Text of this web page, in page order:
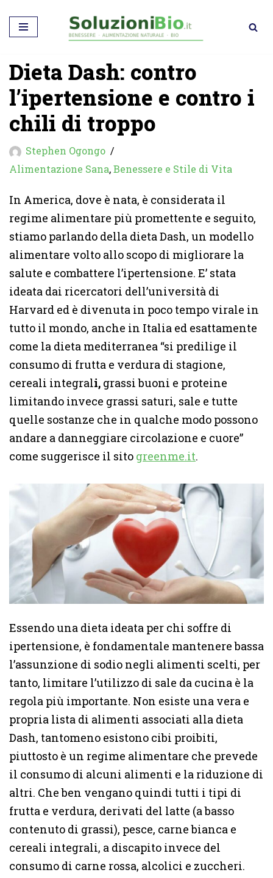
Vai
contenuto
Dieta Dash: contro
l’ipertensione e contro i
chili di troppo
Stephen Ogongo
Alimentazione Sana,Benessere e Stile di Vita
In America, dove è nata, è considerata il
regime alimentare più promettente e seguito,
stiamo parlando della dieta Dash, un modello
alimentare volto allo scopo di migliorare la
salute e combattere l’ipertensione. E’ stata
ideata dai ricercatori dell’università di
Harvard ed è divenuta in poco tempo virale in
tutto il mondo, anche in Italia ed esattamente
come la dieta mediterranea “si predilige il
consumo di frutta e verdura di stagione,
cereali integrali, grassi buoni e proteine
limitando invece grassi saturi, sale e tutte
quelle sostanze che in qualche modo possono
andare a danneggiare circolazione e cuore”
come suggerisce il sito greenme.it.
Essendo una dieta ideata per chi soffre di
ipertensione, è fondamentale mantenere bassa
l’assunzione di sodio negli alimenti scelti, per
tanto, limitare l’utilizzo di sale da cucina è la
regola più importante. Non esiste una vera e
propria lista di alimenti associati alla dieta
Dash, tantomeno esistono cibi proibiti,
piuttosto è un regime alimentare che prevede
il consumo di alcuni alimenti e la riduzione di
altri. Che ben vengano quindi tutti i tipi di
frutta e verdura, derivati del latte (a basso
contenuto di grassi), pesce, carne bianca e
cereali integrali, a discapito invece del
consumo di carne rossa, alcolici e zuccheri.